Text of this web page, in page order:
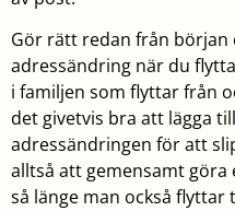
Gör rätt redan från början
adressändring när du
i familjen som flyttar från
det givetvis bra att lägga
adressändringen för att
alltså att gemensamt
så länge man också flyttar